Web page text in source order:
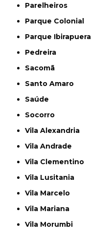
Parelheiros
Parque Colonial
Parque Ibirapuera
Pedreira
Sacomã
Santo Amaro
Saúde
Socorro
Vila Alexandria
Vila Andrade
Vila Clementino
Vila Lusitania
Vila Marcelo
Vila Mariana
Vila Morumbi